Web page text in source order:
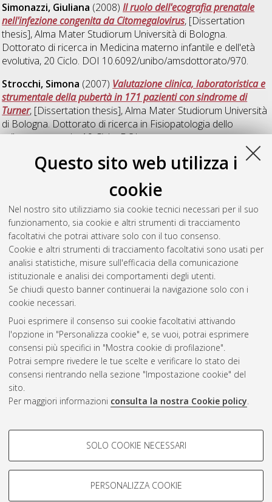
Questo sito web utilizza i
cookie
Nel nostro sito utilizziamo sia cookie tecnici necessari per il suo
funzionamento, sia cookie e altri strumenti di tracciamento
facoltativi che potrai attivare solo con il tuo consenso.
Cookie e altri strumenti di tracciamento facoltativi sono usati per
analisi statistiche, misure sull'efficacia della comunicazione
istituzionale e analisi dei comportamenti degli utenti.
Se chiudi questo banner continuerai la navigazione solo con i
cookie necessari.
Puoi esprimere il consenso sui cookie facoltativi attivando
l'opzione in "Personalizza cookie" e, se vuoi, potrai esprimere
consensi più specifici in "Mostra cookie di profilazione".
Potrai sempre rivedere le tue scelte e verificare lo stato dei
consensi rientrando nella sezione "Impostazione cookie" del
sito.
Per maggiori informazioni consulta la nostra Cookie policy.
COOKIE DI PROFILAZIONE -
Si tratta di cookie utilizzati per analizzare le caratteristiche della
navigazione degli utenti, creare profili in base al loro comportamento
SOLO COOKIE NECESSARI
PERSONALIZZA COOKIE
Simonazzi, Giuliana (2008)Il ruolo dell'ecografia prenatale
nell'infezione congenita da Citomegalovirus, [Dissertation
thesis], Alma Mater Studiorum Università di Bologna.
Dottorato di ricerca in Medicina materno infantile e dell'età
evolutiva, 20 Ciclo. DOI 10.6092/unibo/amsdottorato/970.
Strocchi, Simona (2007) Valutazione clinica, laboratoristica e
strumentale della pubertà in 171 pazienti con sindrome di
Turner, [Dissertation thesis], Alma Mater Studiorum Università
di Bologna. Dottorato di ricerca in Fisiopatologia dello
sviluppo sessuale, 19 Ciclo. DOI
Venturi, Valentina(2008)Significato prognostico
dell'ecografia cerebrale nei neonati con infezione congenita da
, [Dissertation thesis], Alma Mater Studiorum
Università di Bologna. Dottorato di ricerca inMedicina
materno infantile e dell'età evolutiva, 20 Ciclo. DOI
10.6092/unibo/amsdottorato/972.
Questa lista e' stata generata ilFri Aug 7 20:49:03 2026 CEST
Atom
Rss 1.0
Rss 2.0
ISSN: 2038-7946
Impostazioni Cookie
Informativa sulla privacy
Condizioni d’uso del sito